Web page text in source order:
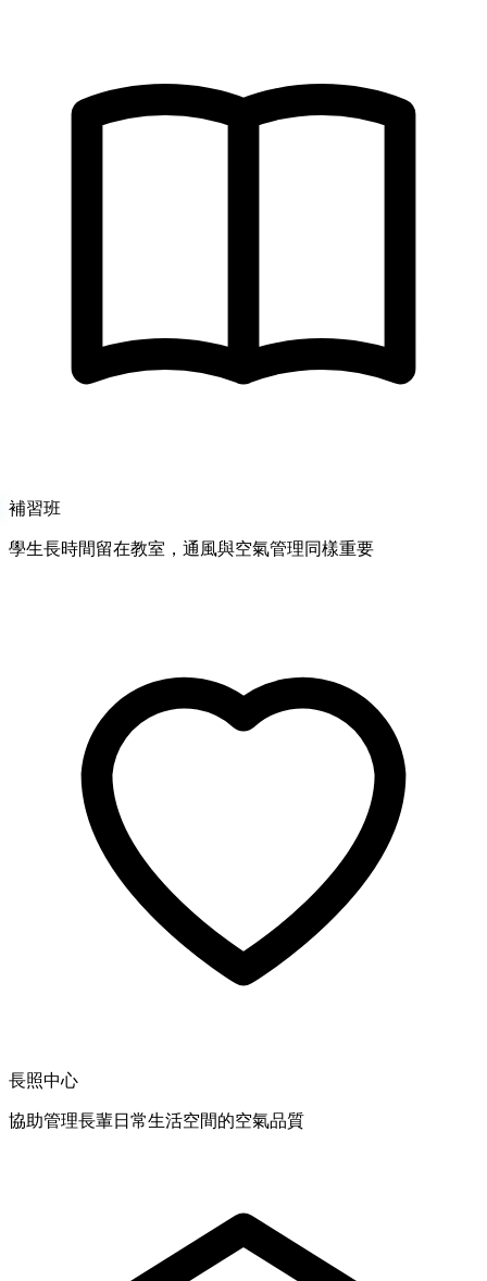
補習班
學生長時間留在教室，通風與空氣管理同樣重要
長照中心
協助管理長輩日常生活空間的空氣品質